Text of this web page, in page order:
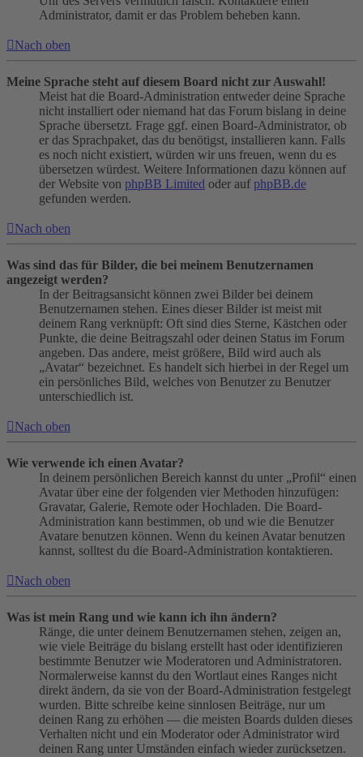
Administrator, damit er das Problem beheben kann.
Nach oben
Meine Sprache steht auf diesem Board nicht zur Auswahl!
Meist hat die Board-Administration entweder deine Sprache
nicht installiert oder niemand hat das Forum bislang in deine
Sprache übersetzt. Frage ggf. einen Board-Administrator, ob
er das Sprachpaket, das du benötigst, installieren kann. Falls
es noch nicht existiert, würden wir uns freuen, wenn du es
übersetzen würdest. Weitere Informationen dazu können auf
der Website von phpBB Limited oder auf phpBB.de
gefunden werden.
Nach oben
Was sind das für Bilder, die bei meinem Benutzernamen
angezeigt werden?
In der Beitragsansicht können zwei Bilder bei deinem
Benutzernamen stehen. Eines dieser Bilder ist meist mit
deinem Rang verknüpft: Oft sind dies Sterne, Kästchen oder
Punkte, die deine Beitragszahl oder deinen Status im Forum
angeben. Das andere, meist größere, Bild wird auch als
„Avatar“ bezeichnet. Es handelt sich hierbei in der Regel um
ein persönliches Bild, welches von Benutzer zu Benutzer
unterschiedlich ist.
Nach oben
Wie verwende ich einen Avatar?
In deinem persönlichen Bereich kannst du unter „Profil“ einen
Avatar über eine der folgenden vier Methoden hinzufügen:
Gravatar, Galerie, Remote oder Hochladen. Die Board-
Administration kann bestimmen, ob und wie die Benutzer
Avatare benutzen können. Wenn du keinen Avatar benutzen
kannst, solltest du die Board-Administration kontaktieren.
Nach oben
Was ist mein Rang und wie kann ich ihn ändern?
Ränge, die unter deinem Benutzernamen stehen, zeigen an,
wie viele Beiträge du bislang erstellt hast oder identifizieren
bestimmte Benutzer wie Moderatoren und Administratoren.
Normalerweise kannst du den Wortlaut eines Ranges nicht
direkt ändern, da sie von der Board-Administration festgelegt
wurden. Bitte schreibe keine sinnlosen Beiträge, nur um
deinen Rang zu erhöhen — die meisten Boards dulden dieses
Verhalten nicht und ein Moderator oder Administrator wird
deinen Rang unter Umständen einfach wieder zurücksetzen.